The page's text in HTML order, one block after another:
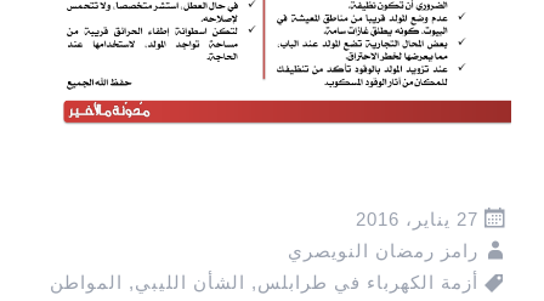
27 يناير، 2016
رامز رمضان النويصري
أزمة الكهرباء في طرابلس, الشأن الليبي, المواطن